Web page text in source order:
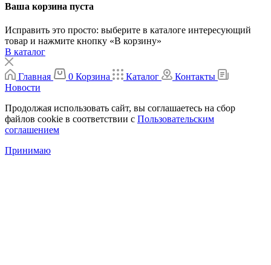
Ваша корзина пуста
Исправить это просто: выберите в каталоге интересующий
товар и нажмите кнопку «В корзину»
В каталог
Главная 0 Корзина Каталог
Контакты
Новости
Продолжая использовать сайт, вы соглашаетесь на сбор
файлов cookie в соответствии с Пользовательским
соглашением
Принимаю